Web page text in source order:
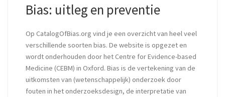
Bias: uitleg en preventie
Op CatalogOfBias.org vind je een overzicht van heel veel
verschillende soorten bias. De website is opgezet en
wordt onderhouden door het Centre for Evidence-based
Medicine (CEBM) in Oxford. Bias is de vertekening van de
uitkomsten van (wetenschappelijk) onderzoek door
fouten in het onderzoeksdesign, de interpretatie van